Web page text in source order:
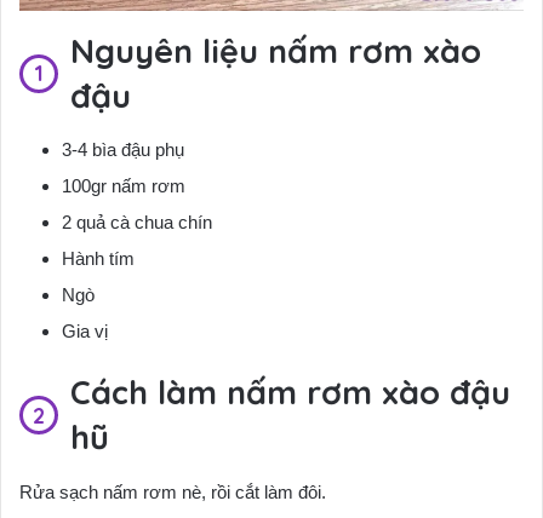
Nguyên liệu nấm rơm xào
đậu
3-4 bìa đậu phụ
100gr nấm rơm
2 quả cà chua chín
Hành tím
Ngò
Gia vị
Cách làm nấm rơm xào đậu
hũ
Rửa sạch nấm rơm nè, rồi cắt làm đôi.